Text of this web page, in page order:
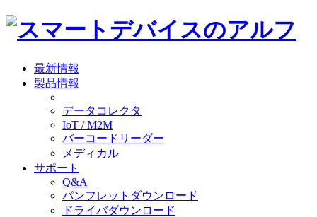
最新情報
製品情報
データコレクタ
IoT / M2M
バーコードリーダー
メディカル
サポート
Q&A
パンフレットダウンロード
ドライバダウンロード